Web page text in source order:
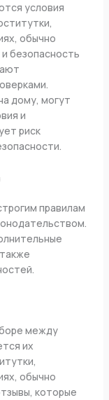
условия
обычно
безопасность
дому, могут
и
риск
правилам
между
их
обычно
которые